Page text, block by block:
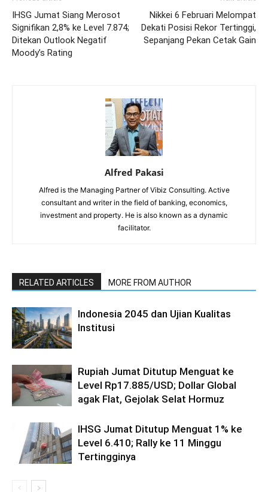
IHSG Jumat Siang Merosot
Signifikan 2,8% ke Level 7.874;
Ditekan Outlook Negatif
Moody’s Rating
Nikkei 6 Februari Melompat
Dekati Posisi Rekor Tertinggi,
Sepanjang Pekan Cetak Gain
Alfred Pakasi
Alfred is the Managing Partner of Vibiz Consulting. Active
consultant and writer in the field of banking, economics,
investment and property. He is also known as a dynamic
facilitator.
RELATED ARTICLES MORE FROM AUTHOR
Indonesia 2045 dan Ujian Kualitas
Institusi
Rupiah Jumat Ditutup Menguat ke
Level Rp17.885/USD; Dollar Global
agak Flat, Gejolak Selat Hormuz
IHSG Jumat Ditutup Menguat 1% ke
Level 6.410; Rally ke 11 Minggu
Tertingginya